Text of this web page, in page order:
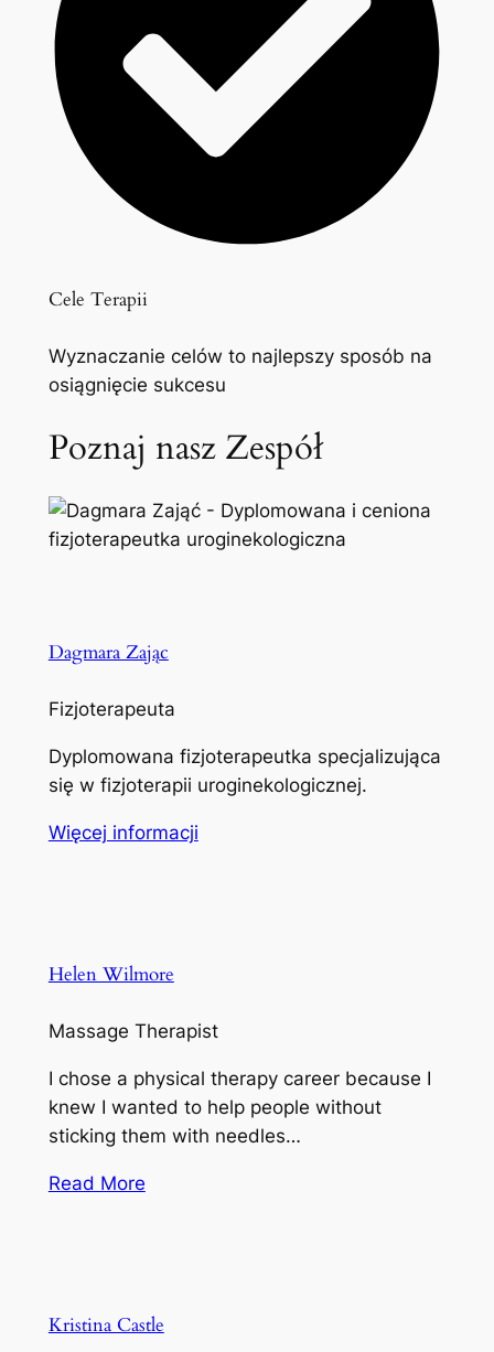
Cele Terapii
Wyznaczanie celów to najlepszy sposób na
osiągnięcie sukcesu
Poznaj nasz Zespół
Dagmara Zając
Fizjoterapeuta
Dyplomowana fizjoterapeutka specjalizująca
się w fizjoterapii uroginekologicznej.
Więcej informacji
Helen Wilmore
Massage Therapist
I chose a physical therapy career because I
knew I wanted to help people without
sticking them with needles…
Read More
Kristina Castle